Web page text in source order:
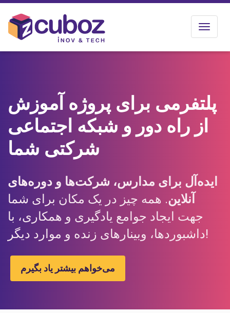
Toggle
پلتفرمی برای پروژه آموزش
از راه دور و شبکه اجتماعی
شرکتی شما
ایده‌آل برای مدارس، شرکت‌ها و دوره‌های
آنلاین. همه چیز در یک مکان برای شما
جهت ایجاد جوامع یادگیری و همکاری، با
داشبوردها، وبینارهای زنده و موارد دیگر!
می‌خواهم بیشتر یاد بگیرم